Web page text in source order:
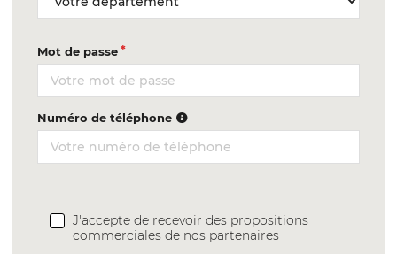
Mot de passe
Numéro de téléphone
J'accepte de recevoir des propositions
commerciales de nos partenaires